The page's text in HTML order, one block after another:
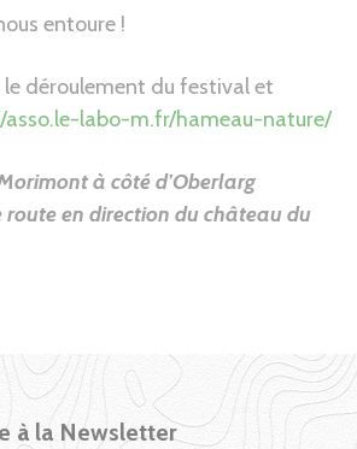
entoure !
le déroulement du festival et
asso.le-labo-m.fr/hameau-nature/
à côté d’Oberlarg
en direction du château du
à la Newsletter